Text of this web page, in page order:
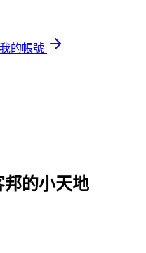
我的帳號
的小天地